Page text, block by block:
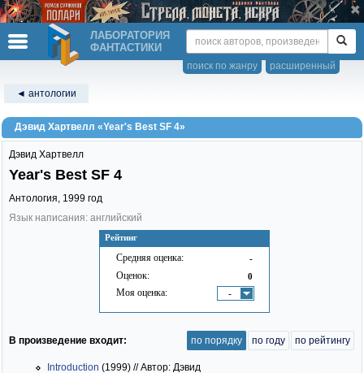
ЛАБОРАТОРИЯ
ФАНТАСТИКИ
расширенный
поиск по жанру
◄ антологии
Дэвид Хартвелл «Year's Best SF 4»
Рейтинг
Средняя оценка: -
Оценок: 0
Моя оценка: -
Дэвид Хартвелл
Year's Best SF 4
Антология, 1999 год
Язык написания: английский
В произведение входит: по порядку по году по рейтингу
Introduction (1999) //Автор: Дэвид